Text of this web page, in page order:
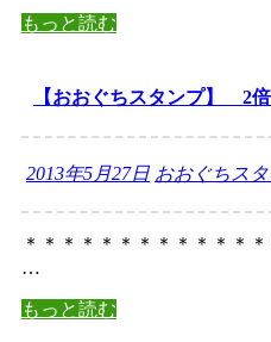
もっと読む
【おおぐちスタンプ】 2
2013年5月27日 おおぐちス
＊＊＊＊＊＊＊＊＊＊＊＊
…
もっと読む